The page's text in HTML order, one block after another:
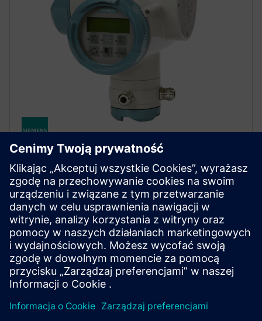
SITRANS FM MAG 6000 I / 6000
I Ex de
Robust electromagnetic flow transmitter for precise
conductive liquid measurement in demanding
process and hazardous area applications with full Ex-
rated I/O.